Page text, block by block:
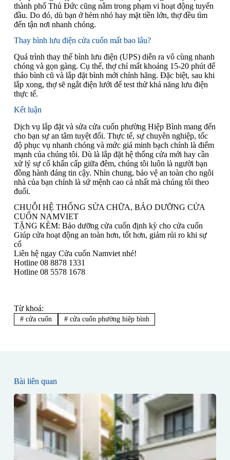
thành phố Thủ Đức cũng nằm trong phạm vi hoạt động tuyến
đầu. Do đó, dù bạn ở hẻm nhỏ hay mặt tiền lớn, thợ đều tìm
đến tận nơi nhanh chóng.
Thay bình lưu điện cửa cuốn mất bao lâu?
Quá trình thay thế bình lưu điện (UPS) diễn ra vô cùng nhanh
chóng và gọn gàng. Cụ thể, thợ chỉ mất khoảng 15-20 phút để
tháo bình cũ và lắp đặt bình mới chính hãng. Đặc biệt, sau khi
lắp xong, thợ sẽ ngắt điện lưới để test thử khả năng lưu điện
thực tế.
Kết luận
Dịch vụ lắp đặt và sửa cửa cuốn phường Hiệp Bình mang đến
cho bạn sự an tâm tuyệt đối. Thực tế, sự chuyên nghiệp, tốc
độ phục vụ nhanh chóng và mức giá minh bạch chính là điểm
mạnh của chúng tôi. Dù là lắp đặt hệ thống cửa mới hay cần
xử lý sự cố khẩn cấp giữa đêm, chúng tôi luôn là người bạn
đồng hành đáng tin cậy. Nhìn chung, bảo vệ an toàn cho ngôi
nhà của bạn chính là sứ mệnh cao cả nhất mà chúng tôi theo
đuổi.
CHUỖI HỆ THỐNG SỬA CHỮA, BẢO DƯỠNG CỬA
CUỐN NAMVIET
TẶNG KÈM: Bảo dưỡng cửa cuốn định kỳ cho cửa cuốn
Giúp cửa hoạt động an toàn hơn, tốt hơn, giảm rủi ro khi sự
cố
Liên hệ ngay Cửa cuốn Namviet nhé!
Hotline 08 8878 1331
Hotline 08 5578 1678
Từ khoá:
#cửa cuốn #cửa cuốn phường hiệp bình
Bài liên quan